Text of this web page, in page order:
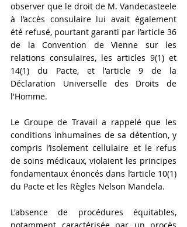
observer que le droit de M. Vandecasteele
à l’accès consulaire lui avait également
été refusé, pourtant garanti par l’article 36
de la Convention de Vienne sur les
relations consulaires, les articles 9(1) et
14(1) du Pacte, et l'article 9 de la
Déclaration Universelle des Droits de
l'Homme.
Le Groupe de Travail a rappelé que les
conditions inhumaines de sa détention, y
compris l’isolement cellulaire et le refus
de soins médicaux, violaient les principes
fondamentaux énoncés dans l’article 10(1)
du Pacte et les Règles Nelson Mandela.
L'absence de procédures équitables,